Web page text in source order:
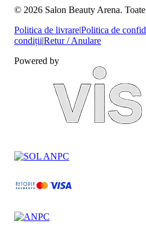
© 2026 Salon Beauty Arena.
Politica de livrare|Politica de
condiții|Retur / Anulare
Powered by